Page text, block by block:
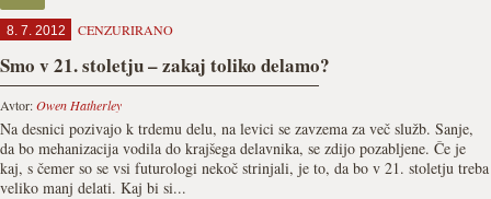
8. 7. 2012 CENZURIRANO
Smo v 21. stoletju – zakaj toliko delamo?
Avtor:Owen Hatherley
Na desnici pozivajo k trdemu delu, na levici se zavzema za več služb. Sanje,
da bo mehanizacija vodila do krajšega delavnika, se zdijo pozabljene. Če je
kaj, s čemer so se vsi futurologi nekoč strinjali, je to, da bo v 21. stoletju treba
veliko manj delati. Kaj bi si...